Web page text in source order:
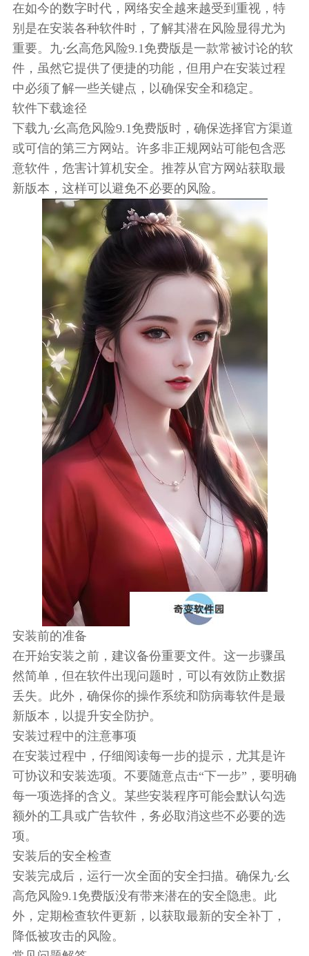
在如今的数字时代，网络安全越来越受到重视，特
别是在安装各种软件时，了解其潜在风险显得尤为
重要。九·幺高危风险9.1免费版是一款常被讨论的软
件，虽然它提供了便捷的功能，但用户在安装过程
中必须了解一些关键点，以确保安全和稳定。
软件下载途径
下载九·幺高危风险9.1免费版时，确保选择官方渠道
或可信的第三方网站。许多非正规网站可能包含恶
意软件，危害计算机安全。推荐从官方网站获取最
新版本，这样可以避免不必要的风险。
安装前的准备
在开始安装之前，建议备份重要文件。这一步骤虽
然简单，但在软件出现问题时，可以有效防止数据
丢失。此外，确保你的操作系统和防病毒软件是最
新版本，以提升安全防护。
安装过程中的注意事项
在安装过程中，仔细阅读每一步的提示，尤其是许
可协议和安装选项。不要随意点击“下一步”，要明确
每一项选择的含义。某些安装程序可能会默认勾选
额外的工具或广告软件，务必取消这些不必要的选
项。
安装后的安全检查
安装完成后，运行一次全面的安全扫描。确保九·幺
高危风险9.1免费版没有带来潜在的安全隐患。此
外，定期检查软件更新，以获取最新的安全补丁，
降低被攻击的风险。